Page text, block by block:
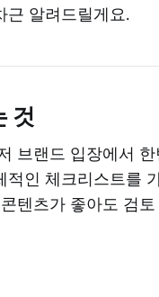
근 알려드릴게요.
것
브랜드 입장에서
적인 체크리스트를
텐츠가 좋아도 검